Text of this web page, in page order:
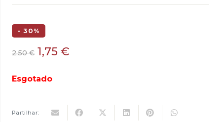
- 30%
2,50€ O
original
1,75 €
Esgotado
Partilhar: